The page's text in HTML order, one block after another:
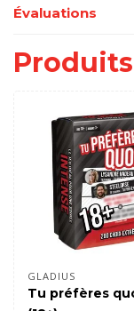
Évaluations
GLADIUS
Tu préfères